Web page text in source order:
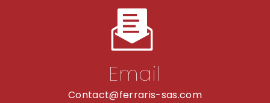
Email
contact@ferraris-sas.com